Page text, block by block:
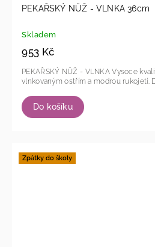
PEKAŘSKÝ NŮŽ - VLNKA 36cm
Skladem
953 Kč
Do košíku
PEKAŘSKÝ NŮŽ - VLNKA Vysoce kvalitní pekařský nůž s
Zpátky do školy